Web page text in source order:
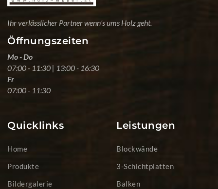
Ihr verlässlicher Partner wenn's ums Holz geht.
Öffnungszeiten
Mo - Do
07:00 - 11:30 | 13:00 - 16:30
Fr
07:00 - 11:30
Quicklinks
Home
Produkte
Bildergalerie
Leistungen
Blockwände
3-Schichtplatten
Balken